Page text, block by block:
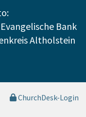
Bank
Altholstein
ChurchDesk-Login